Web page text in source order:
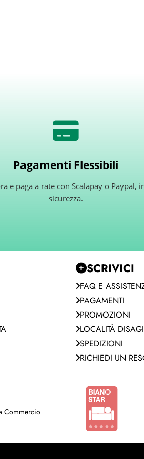
Pagamenti Flessibili
e paga a rate con Scalapay o Paypal,
sicurezza.
SCRIVICI
FAQ E
PAGAMENTI
PROMOZIONI
LOCALITÀ
SPEDIZIONI
RICHIEDI UN